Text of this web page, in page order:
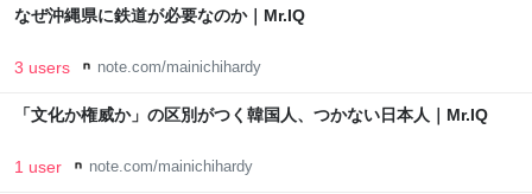
なぜ沖縄県に鉄道が必要なのか｜Mr.IQ
3 users note.com/mainichihardy
「文化か権威か」の区別がつく韓国人、つかない日本人｜Mr.IQ
1 user note.com/mainichihardy